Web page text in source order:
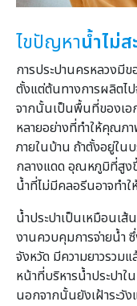
ไขปัญหาน้ำไม่ส
การประปานครหลวงมีข
ตั้งแต่ต้นทางการผลิตไ
จากนั้นเป็นพื้นที่ของเอก
หลายอย่างที่ทำให้คุณภ
ภายในบ้าน ถ้าตั้งอยู่ใน
กลางแดด อุณหภูมิที่สูงขึ้
น้ำที่ไม่มีคลอรีนอาจทำใ
น้ำประปาเป็นเหมือนเส้
งานควบคุมการจ่ายน้ำ
จังหวัด มีความยาวรวม
หน้าที่บริหารน้ำประปาใ
นอกจากนั้นยังเฝ้าระวัง